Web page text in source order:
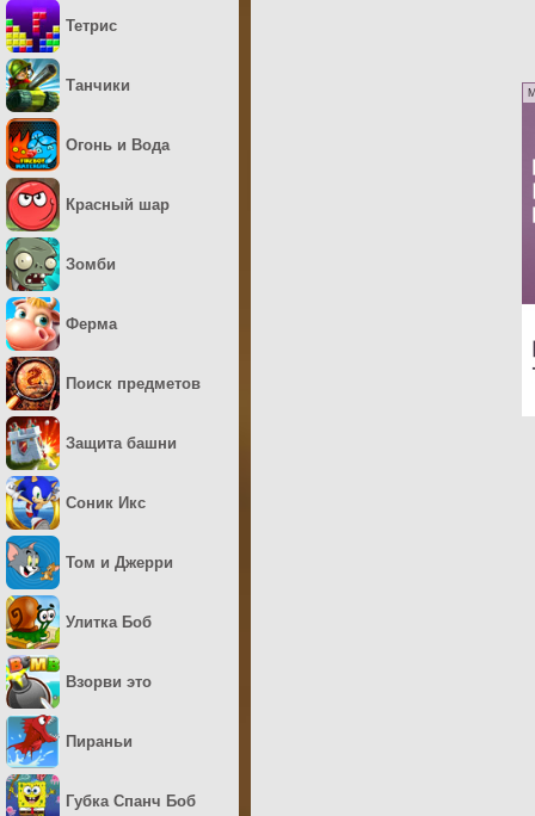
Тетрис
Танчики
Огонь и Вода
Красный шар
Зомби
Ферма
Поиск предметов
Защита башни
Соник Икс
Том и Джерри
Улитка Боб
Взорви это
Пираньи
Губка Спанч Боб